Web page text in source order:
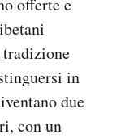
offerte e
in
due
con un